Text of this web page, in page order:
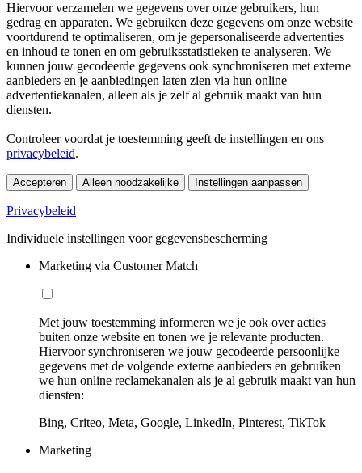
Hiervoor verzamelen we gegevens over onze gebruikers, hun
gedrag en apparaten. We gebruiken deze gegevens om onze website
voortdurend te optimaliseren, om je gepersonaliseerde advertenties
en inhoud te tonen en om gebruiksstatistieken te analyseren. We
kunnen jouw gecodeerde gegevens ook synchroniseren met externe
aanbieders en je aanbiedingen laten zien via hun online
advertentiekanalen, alleen als je zelf al gebruik maakt van hun
diensten.
Controleer voordat je toestemming geeft de instellingen en ons
privacybeleid.
Accepteren Alleen noodzakelijke Instellingen aanpassen
Privacybeleid
Individuele instellingen voor gegevensbescherming
Marketing via Customer Match
Met jouw toestemming informeren we je ook over acties
buiten onze website en tonen we je relevante producten.
Hiervoor synchroniseren we jouw gecodeerde persoonlijke
gegevens met de volgende externe aanbieders en gebruiken
we hun online reclamekanalen als je al gebruik maakt van hun
diensten:
Bing, Criteo, Meta, Google, LinkedIn, Pinterest, TikTok
Marketing